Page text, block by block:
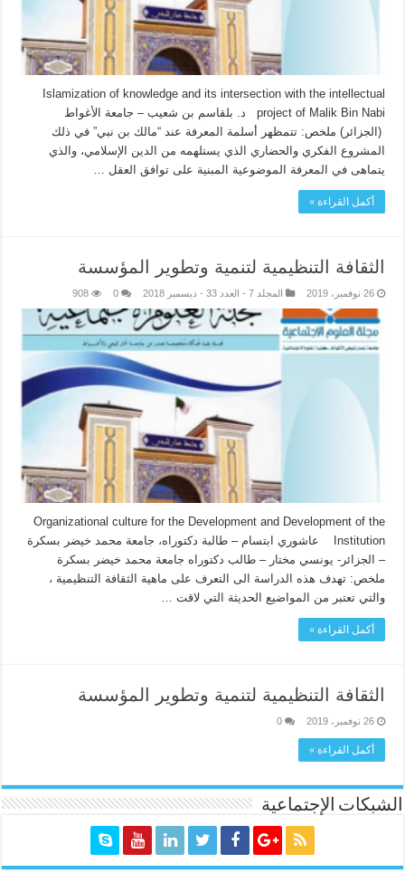
Islamization of knowledge and its intersection with the intellectual
project of Malik Bin Nabi د. بلقاسم بن شعيب – جامعة الأغواط
(الجزائر) ملخص: تتمظهر أسلمة المعرفة عند “مالك بن نبي” في ذلك
المشروع الفكري والحضاري الذي يستلهمه من الدين الإسلامي، والذي
يتماهى في المعرفة الموضوعية المبنية على توافق العقل …
أكمل القراءة »
الثقافة التنظيمية لتنمية وتطوير المؤسسة
26 نوفمبر، 2019 المجلد 7 - العدد 33 - ديسمبر 2018 0
908
Organizational culture for the Development and Development of the
Institution عاشوري ابتسام – طالبة دكتوراه، جامعة محمد خيضر بسكرة
– الجزائر- يونسي مختار – طالب دكتوراه جامعة محمد خيضر بسكرة
ملخص: تهدف هذه الدراسة الى التعرف على ماهية الثقافة التنظيمية ،
والتي تعتبر من المواضيع الحديثة التي لاقت …
أكمل القراءة »
الثقافة التنظيمية لتنمية وتطوير المؤسسة
26 نوفمبر، 2019 0
أكمل القراءة »
الشبكات الإجتماعية